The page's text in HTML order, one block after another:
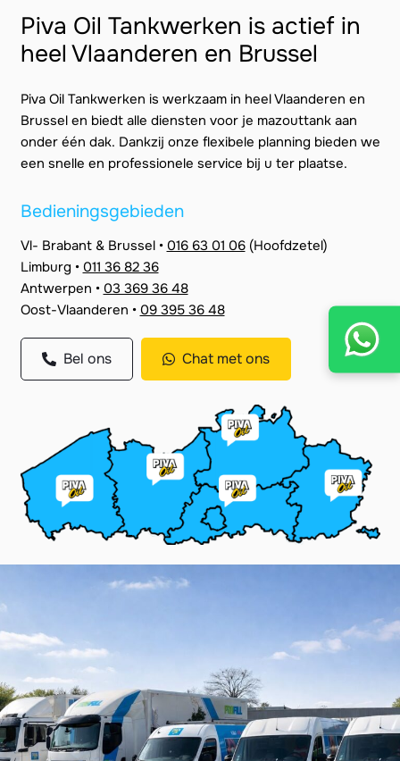
Piva Oil Tankwerken is actief in
heel Vlaanderen en Brussel
Piva Oil Tankwerken is werkzaam in heel Vlaanderen en
Brussel en biedt alle diensten voor je mazouttank aan
onder één dak. Dankzij onze flexibele planning bieden we
een snelle en professionele service bij u ter plaatse.
Bedieningsgebieden
Vl- Brabant & Brussel • 016 63 01 06(Hoofdzetel)
Limburg • 011 36 82 36
Antwerpen • 03 369 36 48
Oost-Vlaanderen • 09 395 36 48
Bel ons Chat met ons